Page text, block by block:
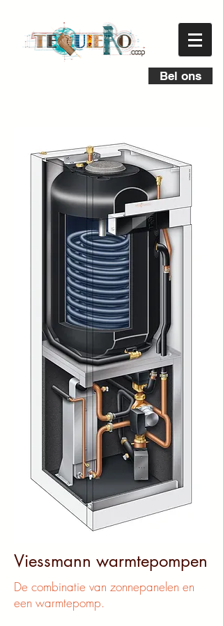
Bel ons
Viessmann warmtepompen
De combinatie van zonnepanelen en
een warmtepomp.